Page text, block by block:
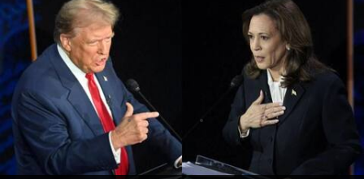
Trump Vs Harris: 'నేను జో బైడెన్
కాదు, ఖచ్చితంగా ట్రంప్ లాగా
కాదు'.. ట్రంప్‌, హారిస్‌ మధ్య మాటల
యుద్ధం
వ్రాసిన వారు Sirish Praharaju Sep 11, 2024 08:30 am
ఈ వార్తాకథనం ఏంటి